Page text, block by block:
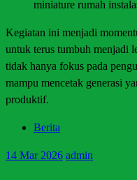
miniature rumah
Kegiatan ini menjadi
untuk terus tumbuh menjadi
tidak hanya fokus pada
mampu mencetak generasi
produktif.
Berita
14 Mar 2026 admin